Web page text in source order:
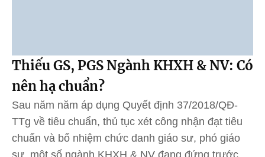
Thiếu GS, PGS Ngành KHXH & NV: Có
nên hạ chuẩn?
Sau năm năm áp dụng Quyết định 37/2018/QĐ-
TTg về tiêu chuẩn, thủ tục xét công nhận đạt tiêu
chuẩn và bổ nhiệm chức danh giáo sư, phó giáo
sư, một số ngành KHXH & NV đang đứng trước